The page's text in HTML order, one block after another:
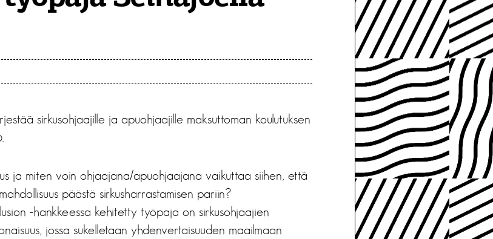
sirkusohjaajille ja apuohjaajille maksuttoman koulutuksen
ja miten voin ohjaajana/apuohjaajana vaikuttaa siihen, että
päästä sirkusharrastamisen pariin?
-hankkeessa kehitetty työpaja on sirkusohjaajien
jossa sukelletaan yhdenvertaisuuden maailmaan